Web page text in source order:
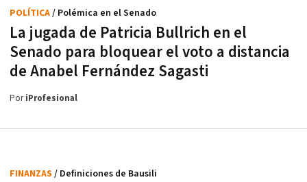
La jugada de Patricia Bullrich en el
Senado para bloquear el voto a distancia
de Anabel Fernández Sagasti
POLÍTICA/ Polémica en el Senado
PoriProfesional
FINANZAS / Definiciones de Bausili